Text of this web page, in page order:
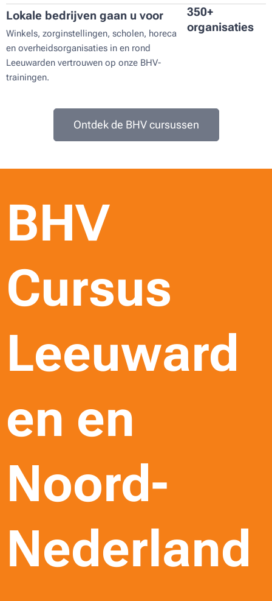
Lokale bedrijven gaan u voor
Winkels, zorginstellingen, scholen, horeca
en overheidsorganisaties in en rond
Leeuwarden vertrouwen op onze BHV-
trainingen.
350+
organisaties
Ontdek de BHV cursussen
BHV
Cursus
Leeuward
en en
Noord-
Nederland